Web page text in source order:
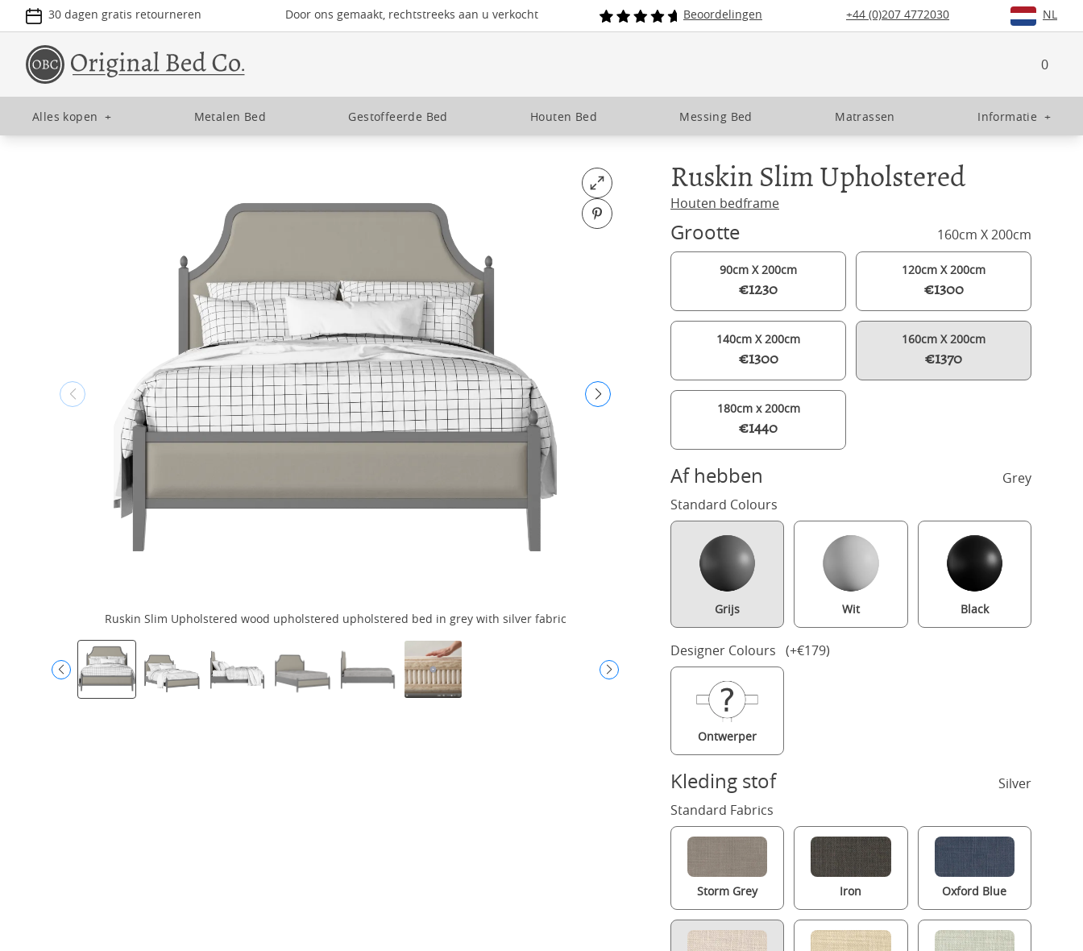
30 dagen gratis retourneren Door ons gemaakt, rechtstreeks aan u verkocht Beoordelingen +44 (0)207 4772030 NL
0
Alles kopen + Metalen Bed Gestoffeerde Bed Houten Bed Messing Bed Matrassen Informatie +
Open fullscreen
Pin on Pinterest
Ruskin Slim Upholstered wood upholstered upholstered bed in grey with silver fabric Ruskin Slim Upholstered wood upholstered bed in grey with silver
Ruskin Slim Upholstered
Houten bedframe
Grootte 160cm X 200cm
90cm X 200cm
€1230
120cm X 200cm
€1300
140cm X 200cm
€1300
160cm X 200cm
€1370
180cm x 200cm
€1440
Af hebben
Grey
Standard Colours
Grijs Wit Black
Designer Colours (+€179)
Ontwerper
Kleding stof
Silver
Standard Fabrics
Storm Grey Iron Oxford Blue